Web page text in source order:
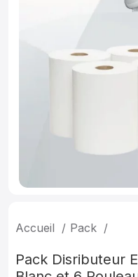
Accueil Pack
Pack Disributeur